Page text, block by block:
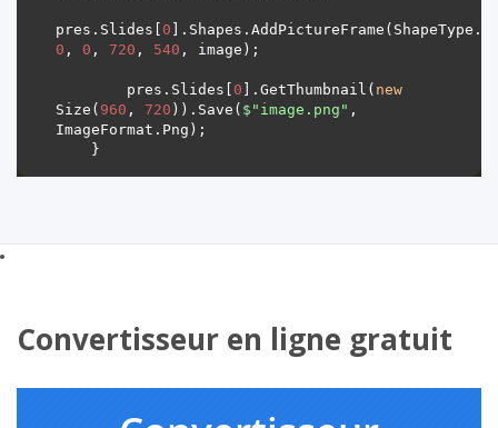
pres.Slides[ 0
0 , 0 , 720 , 540
        pres.Slides[
0 ].GetThumbnail( new
Size( 960 , 720 )).Save( $"image.png" ,
Convertisseur en ligne gratuit